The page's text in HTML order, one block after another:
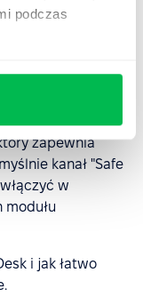
podczas
zajdzie taka
wymaga żadnego
Wszystko, czego
zapewnia
kanał "Safe
w
i jak łatwo